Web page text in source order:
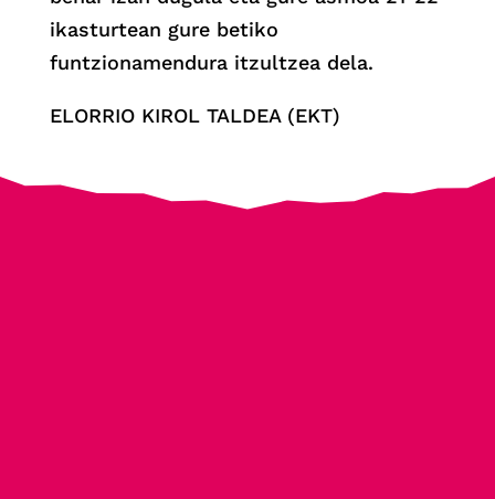
ikasturtean gure betiko
funtzionamendura itzultzea dela.
ELORRIO KIROL TALDEA (EKT)